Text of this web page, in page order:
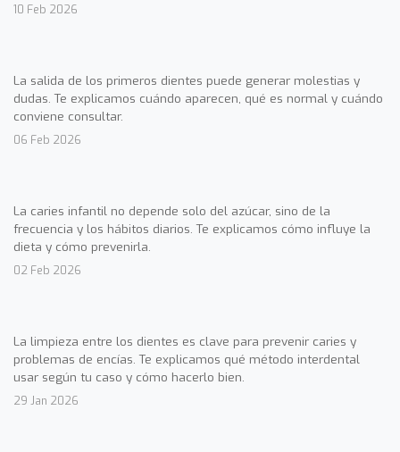
10 Feb 2026
La salida de los primeros dientes puede generar molestias y
dudas. Te explicamos cuándo aparecen, qué es normal y cuándo
conviene consultar.
06 Feb 2026
La caries infantil no depende solo del azúcar, sino de la
frecuencia y los hábitos diarios. Te explicamos cómo influye la
dieta y cómo prevenirla.
02 Feb 2026
La limpieza entre los dientes es clave para prevenir caries y
problemas de encías. Te explicamos qué método interdental
usar según tu caso y cómo hacerlo bien.
29 Jan 2026